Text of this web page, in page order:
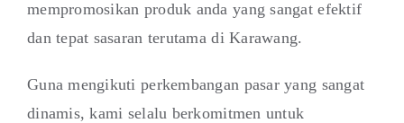
mempromosikan produk anda yang sangat efektif
dan tepat sasaran terutama di Karawang.
Guna mengikuti perkembangan pasar yang sangat
dinamis, kami selalu berkomitmen untuk